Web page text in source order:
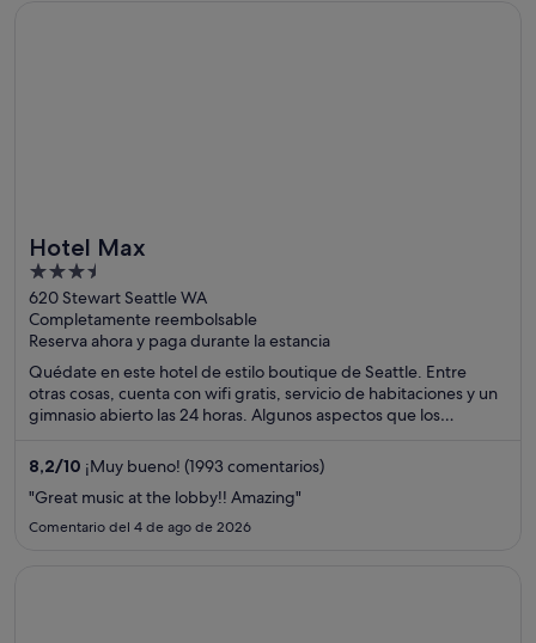
Hotel Max
3.5
out
of
5
620 Stewart Seattle WA
Completamente reembolsable
Reserva ahora y paga durante la estancia
Quédate en este hotel de estilo boutique de Seattle. Entre
otras cosas, cuenta con wifi gratis, servicio de habitaciones y un
gimnasio abierto las 24 horas. Algunos aspectos que los
personal y la limpieza de sus habitaciones. Dos atracciones
turísticas populares que se encuentran cerca son Pike Place
Market y Seattle Waterfront.
8,2/10 ¡Muy bueno! (1993 comentarios)
"Great music at the lobby!! Amazing"
Comentario del 4 de ago de 2026